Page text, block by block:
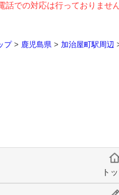
話での対応は行っておりませ
プ> 鹿児島県 > 加治屋町駅周辺
ト